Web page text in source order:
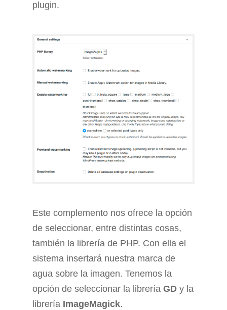
plugin.
Este complemento nos ofrece la opción
de seleccionar, entre distintas cosas,
también la librería de PHP. Con ella el
sistema insertará nuestra marca de
agua sobre la imagen. Tenemos la
opción de seleccionar la librería GD y la
librería ImageMagick.